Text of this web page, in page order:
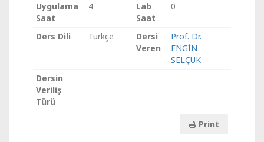
Uygulama
Saat
4
Lab
Saat
0
Ders Dili Türkçe
Dersi
Veren
Prof. Dr.
ENGİN
SELÇUK
Dersin
Veriliş
Türü
Print